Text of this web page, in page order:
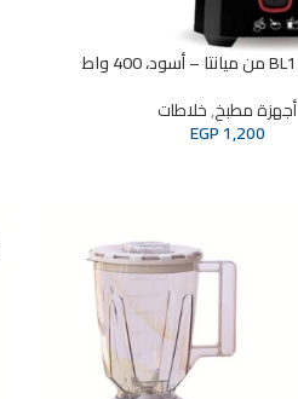
أجهزة مطبخ,خلاطات
EGP1,200